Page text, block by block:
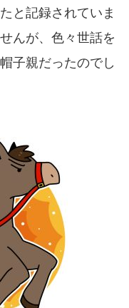
と記録されていま
んが、色々世話を
子親だったのでし